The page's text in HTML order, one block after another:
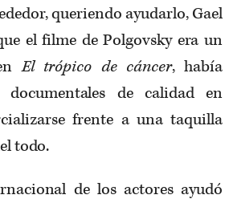
queriendo ayudarlo, Gael
el filme de Polgovsky era un
El trópico de cáncer, había
documentales de calidad en
frente a una taquilla
todo.
de los actores ayudó